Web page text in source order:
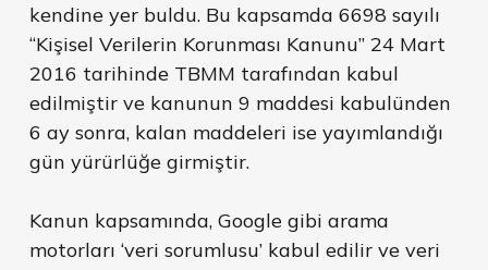
kendine yer buldu. Bu kapsamda 6698 sayılı
“Kişisel Verilerin Korunması Kanunu” 24 Mart
2016 tarihinde TBMM tarafından kabul
edilmiştir ve kanunun 9 maddesi kabulünden
6 ay sonra, kalan maddeleri ise yayımlandığı
gün yürürlüğe girmiştir.
Kanun kapsamında, Google gibi arama
motorları ‘veri sorumlusu’ kabul edilir ve veri